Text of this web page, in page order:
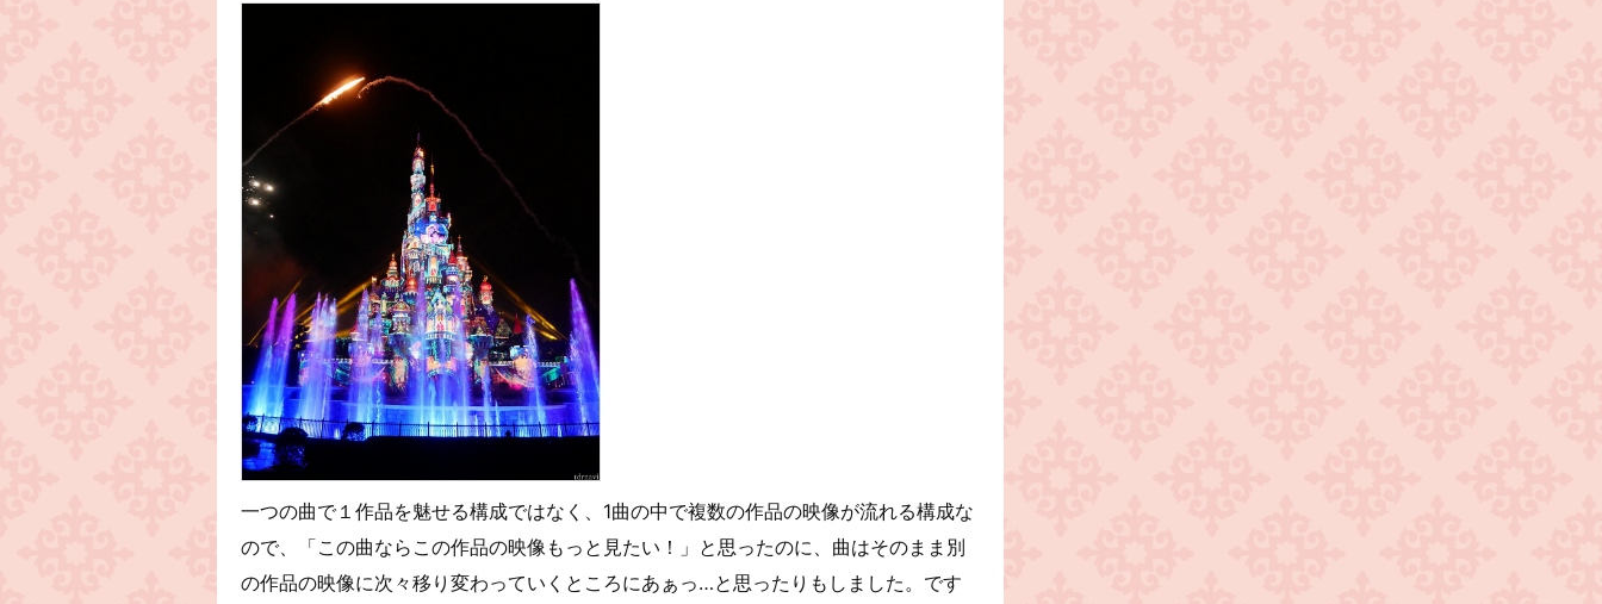
一つの曲で１作品を魅せる構成ではなく、1曲の中で複数の作品の映像が流れる構成な
ので、「この曲ならこの作品の映像もっと見たい！」と思ったのに、曲はそのまま別
の作品の映像に次々移り変わっていくところにあぁっ…と思ったりもしました。です